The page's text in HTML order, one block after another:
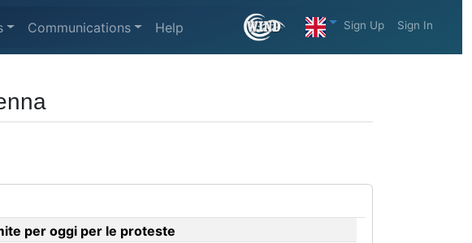
Communications Help Sign Up Sign In
per oggi per le proteste